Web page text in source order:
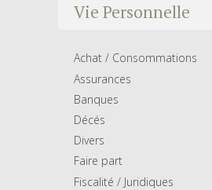
Vie Personnelle
Achat / Consommations
Assurances
Banques
Décés
Divers
Faire part
Fiscalité / Juridiques